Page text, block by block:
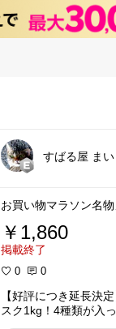
すばる屋 ま
お買い物マラソン名
￥1,860
掲載終了
0 0
【好評につき延長決
スク1kg！4種類が入